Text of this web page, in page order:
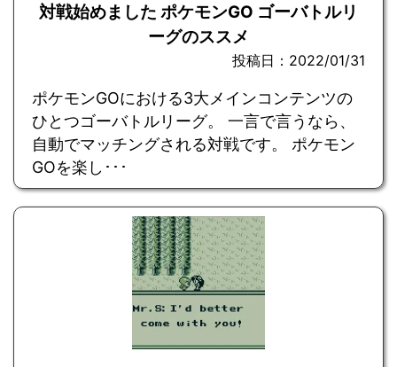
対戦始めました ポケモンGO ゴーバトルリ
ーグのススメ
投稿日：2022/01/31
ポケモンGOにおける3大メインコンテンツの
ひとつゴーバトルリーグ。 一言で言うなら、
自動でマッチングされる対戦です。 ポケモン
GOを楽し･･･